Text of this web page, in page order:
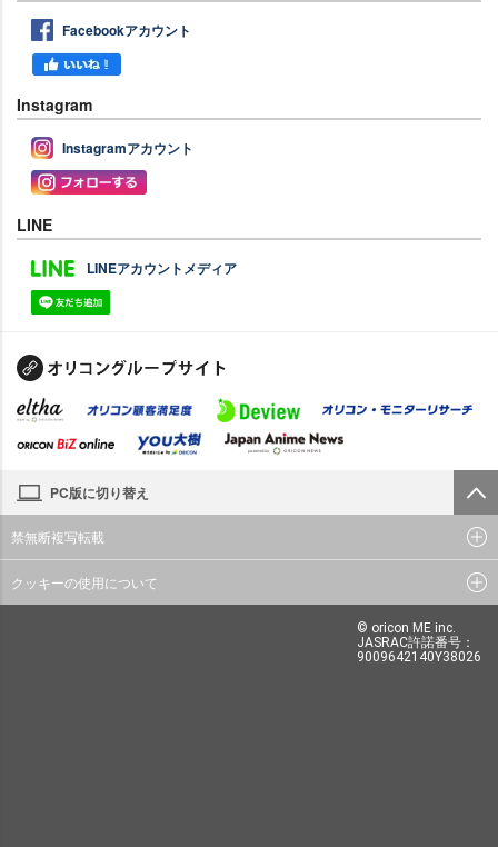
Facebookアカウント
Instagram
Instagramアカウント
LINE
LINEアカウントメディア
PC版に切り替え
禁無断複写転載
クッキーの使用について
© oricon ME inc.
JASRAC許諾番号：
9009642140Y38026